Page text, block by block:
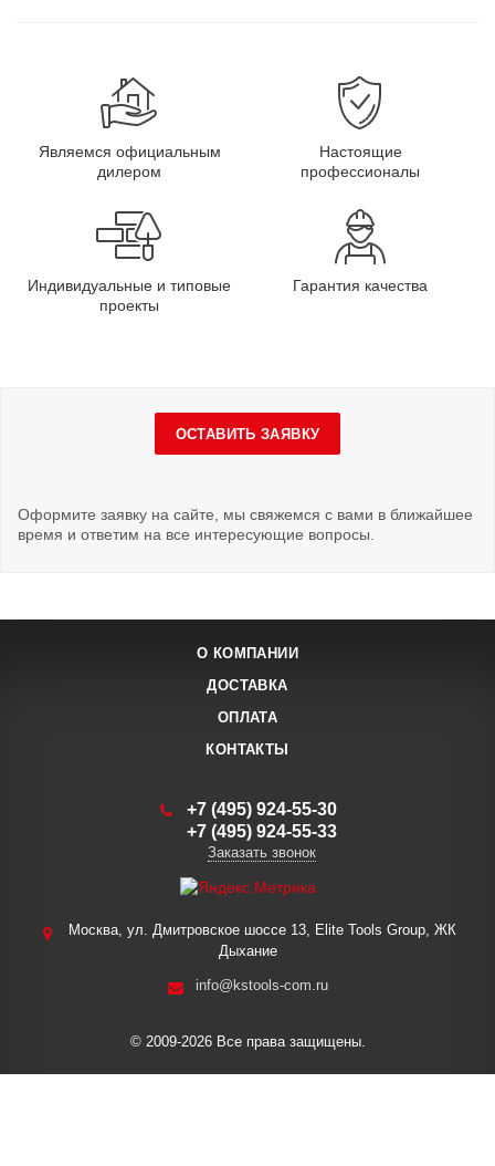
Являемся официальным
дилером
Настоящие
профессионалы
Индивидуальные и типовые
проекты
Гарантия качества
ОСТАВИТЬ ЗАЯВКУ
Оформите заявку на сайте, мы свяжемся с вами в ближайшее
время и ответим на все интересующие вопросы.
О КОМПАНИИ
ДОСТАВКА
ОПЛАТА
КОНТАКТЫ
+7 (495) 924-55-30
+7 (495) 924-55-33
Заказать звонок
Москва, ул. Дмитровское шоссе 13, Elite Tools Group, ЖК
Дыхание
info@kstools-com.ru
© 2009-2026 Все права защищены.